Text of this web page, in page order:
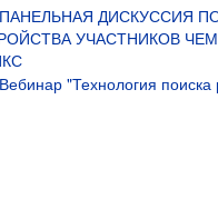
ПАНЕЛЬНАЯ ДИСКУССИЯ
УЧАСТНИКОВ
Вебинар "Технология поиска